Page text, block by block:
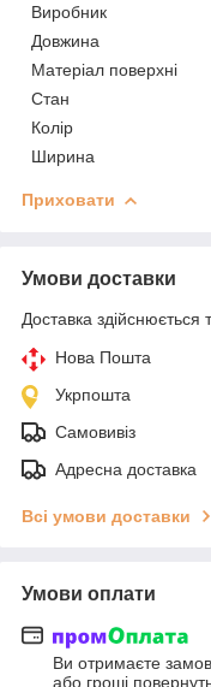
Виробник
Довжина
Матеріал поверхні
Стан
Колір
Ширина
Приховати
Умови доставки
Доставка здійснюється
Нова Пошта
Укрпошта
Самовивіз
Адресна доставка
Всі умови доставки
Умови оплати
Ви отримаєте
або гроші